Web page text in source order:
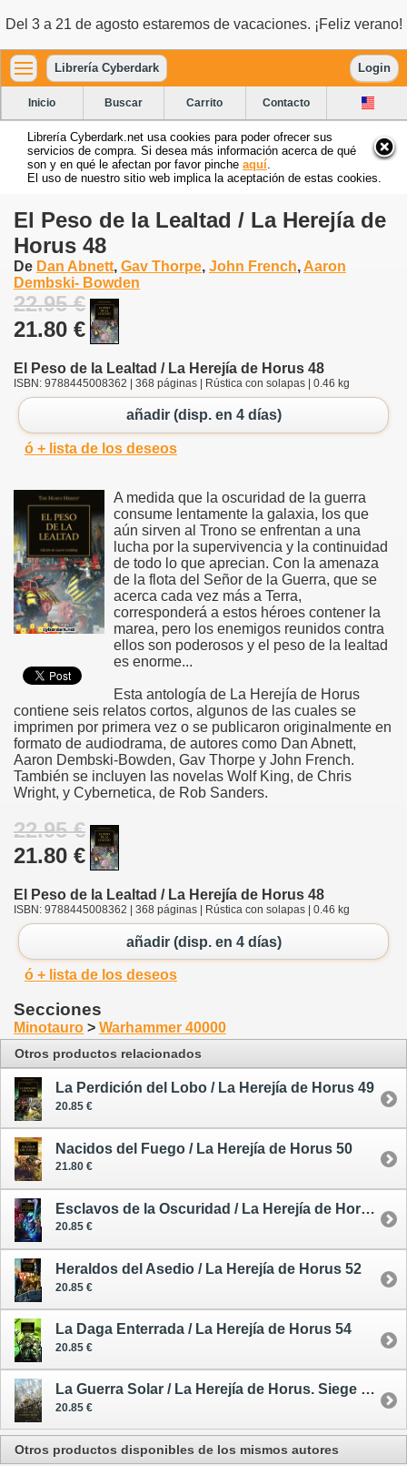
Del 3 a 21 de agosto estaremos de vacaciones. ¡Feliz verano!
Librería Cyberdark Login
Inicio Buscar Carrito Contacto
Librería Cyberdark.net usa cookies para poder ofrecer sus
servicios de compra. Si desea más información acerca de qué
son y en qué le afectan por favor pinche aquí
El uso de nuestro sitio web implica la aceptación de estas cookies.
El Peso de la Lealtad / La Herejía de
Horus 48
De Dan Abnett, Gav Thorpe, John French, Aaron
Dembski- Bowden
22.95 €
21.80 €
El Peso de la Lealtad / La Herejía de Horus 48
ISBN: 9788445008362 | 368 páginas | Rústica con solapas | 0.46 kg
añadir (disp. en 4 días)
ó + lista de los deseos
A medida que la oscuridad de la guerra
consume lentamente la galaxia, los que
aún sirven al Trono se enfrentan a una
lucha por la supervivencia y la continuidad
de todo lo que aprecian. Con la amenaza
de la flota del Señor de la Guerra, que se
acerca cada vez más a Terra,
corresponderá a estos héroes contener la
marea, pero los enemigos reunidos contra
ellos son poderosos y el peso de la lealtad
es enorme...
Esta antología de La Herejía de Horus
contiene seis relatos cortos, algunos de las cuales se
imprimen por primera vez o se publicaron originalmente en
formato de audiodrama, de autores como Dan Abnett,
Aaron Dembski-Bowden, Gav Thorpe y John French.
También se incluyen las novelas Wolf King, de Chris
Wright, y Cybernetica, de Rob Sanders.
22.95 €
21.80 €
El Peso de la Lealtad / La Herejía de Horus 48
ISBN: 9788445008362 | 368 páginas | Rústica con solapas | 0.46 kg
añadir (disp. en 4 días)
ó + lista de los deseos
Secciones
Minotauro > Warhammer 40000
Otros productos relacionados
La Perdición del Lobo / La Herejía de Horus 49
20.85 €
Nacidos del Fuego / La Herejía de Horus 50
21.80 €
Esclavos de la Oscuridad / La Herejía de Horus 51
20.85 €
Heraldos del Asedio / La Herejía de Horus 52
20.85 €
La Daga Enterrada / La Herejía de Horus 54
20.85 €
La Guerra Solar / La Herejía de Horus. Siege of Terra 1
20.85 €
Otros productos disponibles de los mismos autores